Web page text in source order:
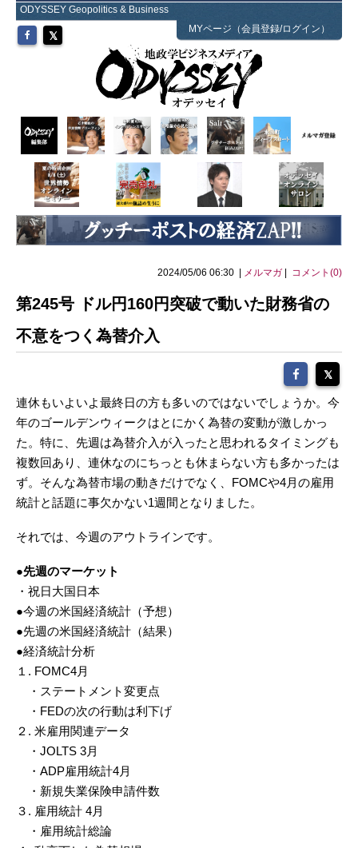
ODYSSEY Geopolitics & Business
MYページ（会員登録/ログイン）
2024/05/06 06:30 | メルマガ コメント(0)
第245号 ドル円160円突破で動いた財務省の
不意をつく為替介入
連休もいよいよ最終日の方も多いのではないでしょうか。今
年のゴールデンウィークはとにかく為替の変動が激しかっ
た。特に、先週は為替介入が入ったと思われるタイミングも
複数回あり、連休なのにちっとも休まらない方も多かったは
ず。そんな為替市場の動きだけでなく、FOMCや4月の雇用
統計と話題に事欠かない1週間となりました。
それでは、今週のアウトラインです。
●先週のマーケット
・祝日大国日本
●今週の米国経済統計（予想）
●先週の米国経済統計（結果）
●経済統計分析
１. FOMC4月
・ステートメント変更点
・FEDの次の行動は利下げ
２. 米雇用関連データ
・JOLTS 3月
・ADP雇用統計4月
・新規失業保険申請件数
３. 雇用統計 4月
・雇用統計総論